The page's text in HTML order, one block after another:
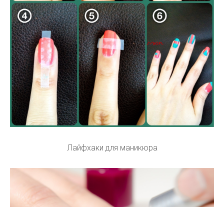
Лайфхаки для маникюра